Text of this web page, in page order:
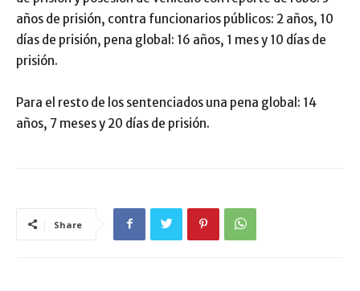
años de prisión, contra funcionarios públicos: 2 años, 10
días de prisión, pena global: 16 años, 1 mes y 10 días de
prisión.
Para el resto de los sentenciados una pena global: 14
años, 7 meses y 20 días de prisión.
Share